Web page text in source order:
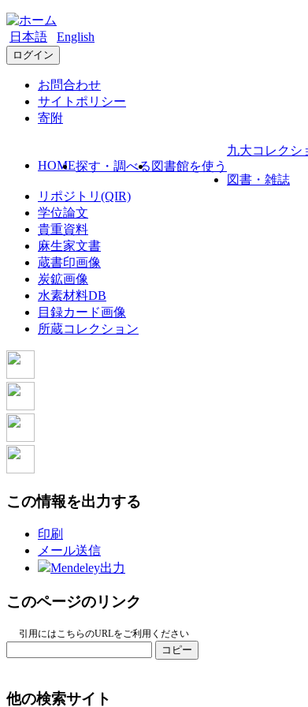
日本語 English
ログイン
お問合わせ
サイトポリシー
寄附
HOME探す・調べる 図書館を使う
九大コレクシ
図書・雑誌
リポジトリ(QIR)
学位論文
貴重資料
麻生家文書
蔵書印画像
炭鉱画像
水素材料DB
目録カード画像
所蔵コレクション
この情報を出力する
印刷
メール送信
Mendeley出力
このページのリンク
引用にはこちらのURLをご利用ください
コピー
他の検索サイト